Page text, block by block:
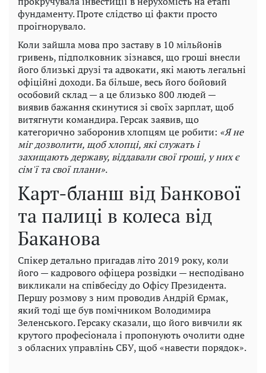
фундаменту. Проте слідство ці факти просто
проігнорувало.
Коли зайшла мова про заставу в 10 мільйонів
гривень, підполковник зізнався, що гроші внесли
його близькі друзі та адвокати, які мають легальні
офіційні доходи. Ба більше, весь його бойовий
особовий склад — а це близько 800 людей —
виявив бажання скинутися зі своїх зарплат, щоб
витягнути командира. Герсак заявив, що
категорично заборонив хлопцям це робити: «Я не
міг дозволити, щоб хлопці, які служать і
захищають державу, віддавали свої гроші, у них є
сім'ї та свої плани».
Карт-бланш від Банкової
та палиці в колеса від
Баканова
Спікер детально пригадав літо 2019 року, коли
його — кадрового офіцера розвідки — несподівано
викликали на співбесіду до Офісу Президента.
Першу розмову з ним проводив Андрій Єрмак,
який тоді ще був помічником Володимира
Зеленського. Герсаку сказали, що його вивчили як
крутого професіонала і пропонують очолити одне
з обласних управлінь СБУ, щоб «навести порядок».